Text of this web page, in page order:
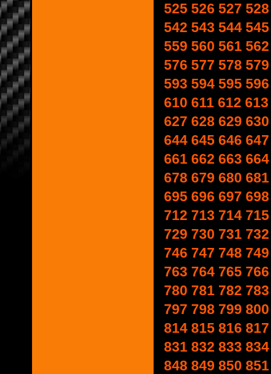
525 526 527 528
542 543 544 545
559 560 561 562
576 577 578 579
593 594 595 596
610 611 612 613
627 628 629 630
644 645 646 647
661 662 663 664
678 679 680 681
695 696 697 698
712 713 714 715
729 730 731 732
746 747 748 749
763 764 765 766
780 781 782 783
797 798 799 800
814 815 816 817
831 832 833 834
848 849 850 851